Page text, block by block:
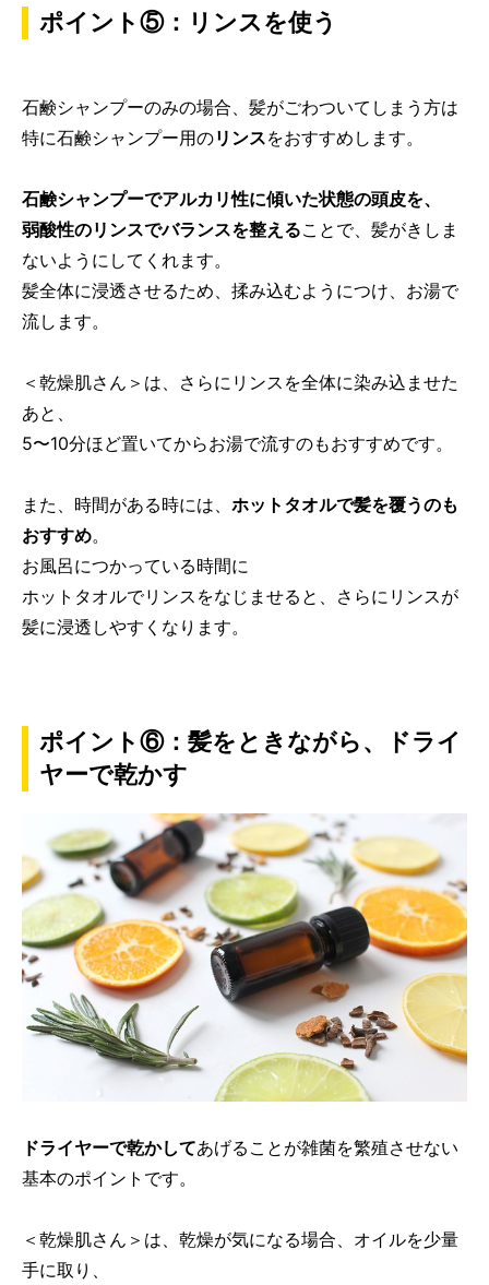
ポイント⑤：リンスを使う
石鹸シャンプーのみの場合、髪がごわついてしまう方は
特に石鹸シャンプー用のリンスをおすすめします。
石鹸シャンプーでアルカリ性に傾いた状態の頭皮を、
弱酸性のリンスでバランスを整えることで、髪がきしま
ないようにしてくれます。
髪全体に浸透させるため、揉み込むようにつけ、お湯で
流します。
＜乾燥肌さん＞は、さらにリンスを全体に染み込ませた
あと、
5〜10分ほど置いてからお湯で流すのもおすすめです。
また、時間がある時には、 ホットタオルで髪を覆うのも
おすすめ。
お風呂につかっている時間に
ホットタオルでリンスをなじませると、さらにリンスが
髪に浸透しやすくなります。
ポイント⑥：髪をときながら、ドライ
ヤーで乾かす
ドライヤーで乾かしてあげることが雑菌を繁殖させない
基本のポイントです。
＜乾燥肌さん＞は、乾燥が気になる場合、オイルを少量
手に取り、